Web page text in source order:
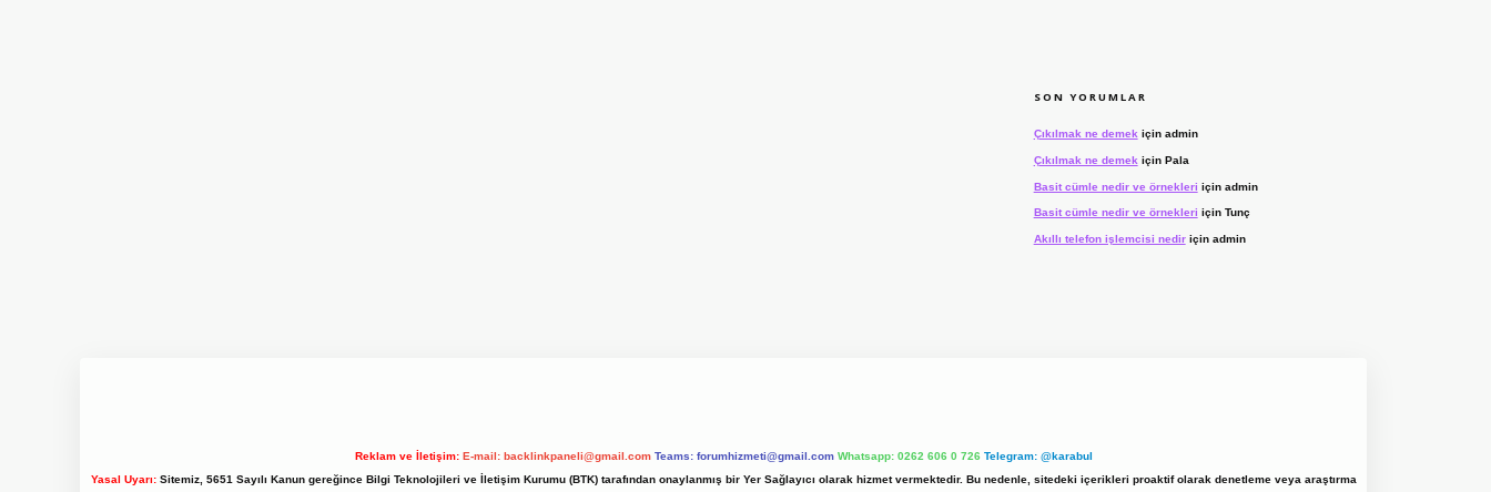
SON YORUMLAR
Çıkılmak ne demekiçin admin
Çıkılmak ne demek için Pala
Basit cümle nedir ve örnekleri için admin
Basit cümle nedir ve örnekleri için Tunç
Akıllı telefon işlemcisi nediriçin admin
Reklam ve İletişim: E-mail: backlinkpaneli@gmail.com Teams: forumhizmeti@gmail.com Whatsapp: 0262 606 0 726 Telegram: @karabul
Yasal Uyarı:Sitemiz, 5651 Sayılı Kanun gereğince Bilgi Teknolojileri ve İletişim Kurumu (BTK) tarafından onaylanmış bir Yer Sağlayıcı olarak hizmet vermektedir. Bu nedenle, sitedeki içerikleri proaktif olarak denetleme veya araştırma